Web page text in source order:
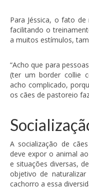
Para Jéssica, o fato
facilitando o
a muitos estímulos,
“Acho que para
(ter um border collie
acho complicado,
os cães de pastoreio
A socialização de
deve expor o animal
e situações diversas,
objetivo de
cachorro a essa